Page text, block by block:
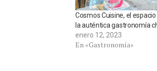
Cosmos Cuisine, el
la auténtica gastronomía
enero 12, 2023
En «Gastronomía»